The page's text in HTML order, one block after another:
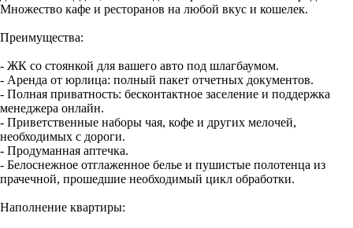
Множество кафе и ресторанов на любой вкус и кошелек.
Преимущества:
- ЖК со стоянкой для вашего авто под шлагбаумом.
- Аренда от юрлица: полный пакет отчетных документов.
- Полная приватность: бесконтактное заселение и поддержка
менеджера онлайн.
- Приветственные наборы чая, кофе и других мелочей,
необходимых с дороги.
- Продуманная аптечка.
- Белоснежное отглаженное белье и пушистые полотенца из
прачечной, прошедшие необходимый цикл обработки.
Наполнение квартиры: